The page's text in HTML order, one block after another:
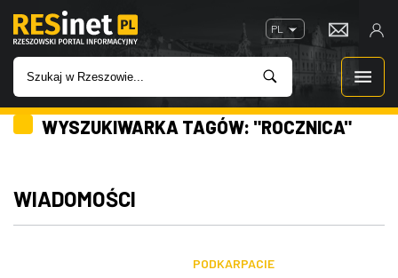
PL
WIADOMOŚCI
INWESTYCJE
WYSZUKIWARKA TAGÓW: "ROCZNICA"
WIADOMOŚCI
PODKARPACIE